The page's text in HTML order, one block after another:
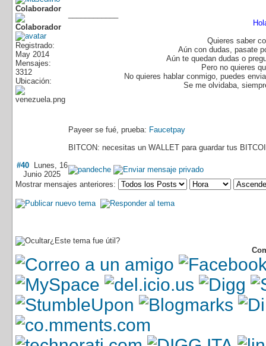
Colaborador
Registrado:
May 2014
Mensajes:
3312
Ubicación:
Quieres saber
Aún con dudas, pasate
Aún te quedan dudas o
Pero no quieres
No quieres hablar conmigo, puedes
Se me olvidaba,
Payeer se fué, prueba: Faucetpay
BITCON: necesitas un WALLET para guardar tus
#40Lunes, 16
Junio 2025
Mostrar mensajes anteriores:
¿Este tema fue útil?